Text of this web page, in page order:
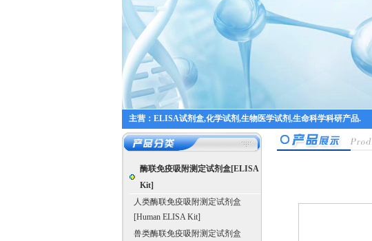
主营：ELISA试剂盒,化学试剂,生物医学试剂,生命科学科研产品.
酶联免疫吸附测定试剂盒[ELISA
Kit]
人类酶联免疫吸附测定试剂盒
[Human ELISA Kit]
兽类酶联免疫吸附测定试剂盒